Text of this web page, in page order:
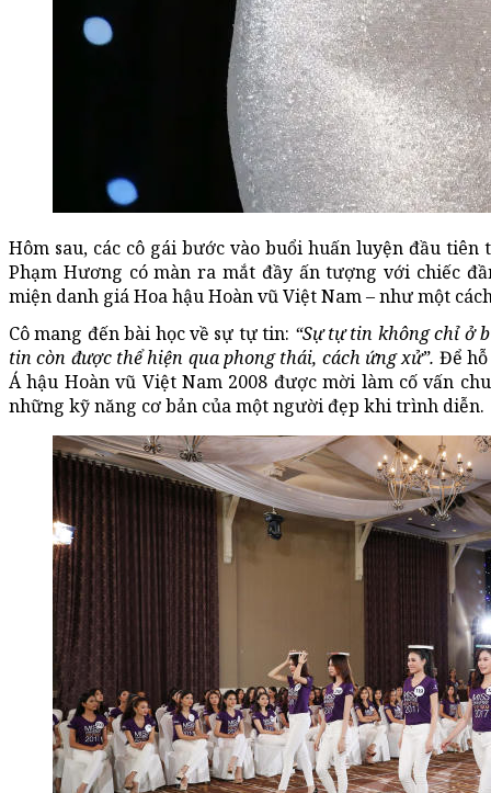
Hôm sau, các cô gái bước vào buổi huấn luyện đầu
Phạm Hương có màn ra mắt đầy ấn tượng với chiếc
miện danh giá Hoa hậu Hoàn vũ Việt Nam – như một
Cô mang đến bài học về sự tự tin: “Sự tự tin không chỉ ở
tin còn được thể hiện qua phong thái, cách ứng xử”. Để hỗ
Á hậu Hoàn vũ Việt Nam 2008 được mời làm cố vấn
những kỹ năng cơ bản của một người đẹp khi trình diễn.